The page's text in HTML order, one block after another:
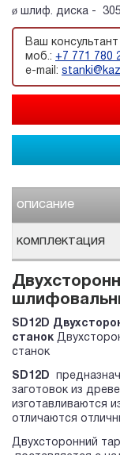
ø шлиф. диска -
Ваш консультант
моб.: +7 771 780
e-mail:
описание
комплектация
SD12D
станок
станок
SD12 D
заготовок из
изготавливаются
отличаются
Двухсторонний